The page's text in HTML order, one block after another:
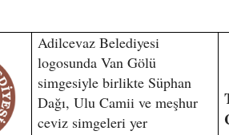
Adilcevaz Belediyesi
logosunda Van Gölü
simgesiyle birlikte Süphan
Dağı, Ulu Camii ve meşhur
ceviz simgeleri yer